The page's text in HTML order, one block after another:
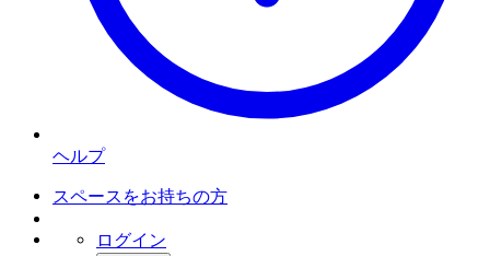
ヘルプ
スペースをお持ちの方
ログイン